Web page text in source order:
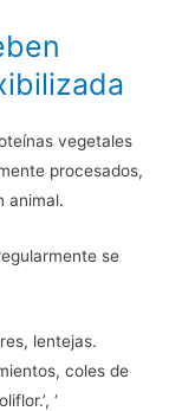
vegetales
procesados,
animal.
se
lentejas.
coles de
‘